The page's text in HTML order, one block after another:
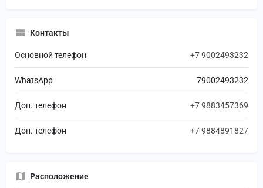
Контакты
Основной телефон +7 9002493232
WhatsApp 79002493232
Доп. телефон +7 9883457369
Доп. телефон +7 9884891827
Расположение